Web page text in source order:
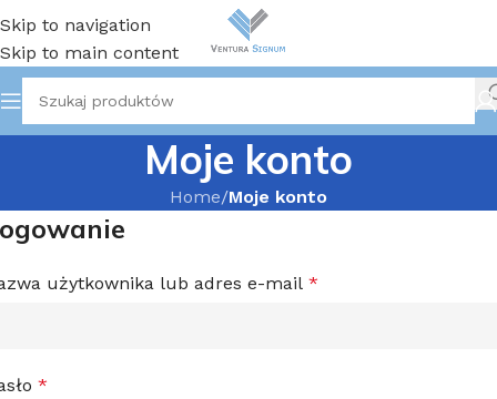
Skip to navigation
Skip to main content
Moje konto
Home/Moje konto
użytkownika lub adres e-mail *
*